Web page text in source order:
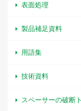
表面処理
製品補足資料
用語集
技術資料
スペーサーの破断